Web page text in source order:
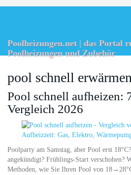
Poolheizungen.net | das Portal
Poolheizungen und Zubehör
pool schnell erwärmen
Pool schnell aufheizen:
Vergleich 2026
Poolparty am Samstag, aber Pool erst
angekündigt? Frühlings-Start verschoben?
Methoden, wie Sie Ihren Pool von